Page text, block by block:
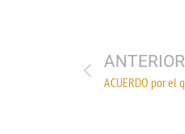
ANTERIOR